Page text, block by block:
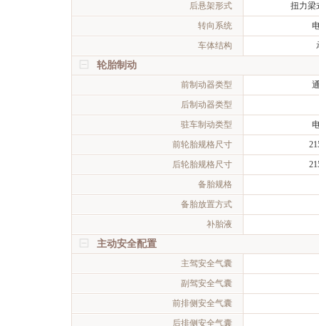
后悬架形式
扭力梁
转向系统
车体结构
轮胎制动
前制动器类型
后制动器类型
驻车制动类型
前轮胎规格尺寸
后轮胎规格尺寸
备胎规格
备胎放置方式
补胎液
主动安全配置
主驾安全气囊
副驾安全气囊
前排侧安全气囊
后排侧安全气囊